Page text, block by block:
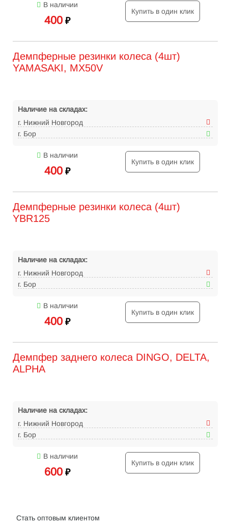
В наличии
400 ₽
Купить в один клик
Демпферные резинки колеса (4шт)
YAMASAKI, MX50V
Наличие на складах:
г. Нижний Новгород
г. Бор
В наличии
400 ₽
Купить в один клик
Демпферные резинки колеса (4шт)
YBR125
Наличие на складах:
г. Нижний Новгород
г. Бор
В наличии
400 ₽
Купить в один клик
Демпфер заднего колеса DINGO, DELTA,
ALPHA
Наличие на складах:
г. Нижний Новгород
г. Бор
В наличии
600 ₽
Купить в один клик
Стать оптовым клиентом